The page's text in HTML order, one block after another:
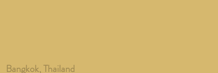
Bangkok, Thailand